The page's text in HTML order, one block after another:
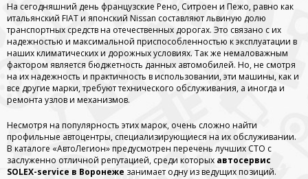
На сегодняшний день французские Рено, Ситроен и Пежо, равно как
итальянский FIAT и японский Nissan составляют львиную долю
транспортных средств на отечественных дорогах. Это связано с их
надежностью и максимальной приспособленностью к эксплуатации в
наших климатических и дорожных условиях. Так же немаловажным
фактором является бюджетность данных автомобилей. Но, не смотря
на их надежность и практичность в использовании, эти машины, как и
все другие марки, требуют технического обслуживания, а иногда и
ремонта узлов и механизмов.
Несмотря на популярность этих марок, очень сложно найти
профильные автоцентры, специализирующиеся на их обслуживании.
В каталоге «АвтоЛегион» предусмотрен перечень лучших СТО с
заслуженно отличной репутацией, среди которых автосервис
SOLEX-service в Воронеже занимает одну из ведущих позиций.